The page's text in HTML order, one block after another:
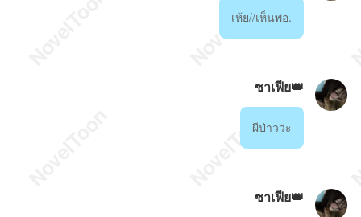
เห้ย//เห็นพอ.
ซาเฟีย👑
ผีป่าวว่ะ
ซาเฟีย👑